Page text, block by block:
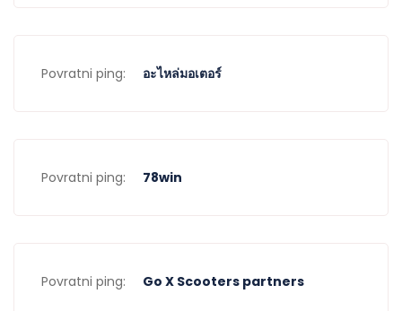
Povratni ping: อะไหล่มอเตอร์
Povratni ping: 78win
Povratni ping: Go X Scooters partners